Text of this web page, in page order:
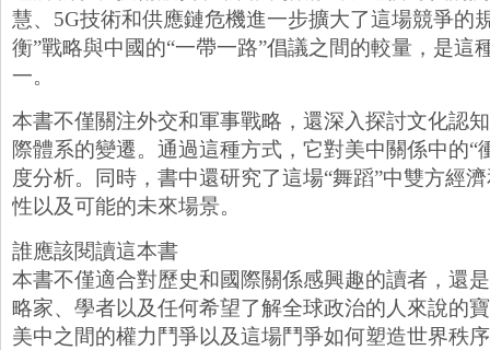
慧、5G技術和供應鏈危機進一步擴大了這場競爭的
衡”戰略與中國的“一帶一路”倡議之間的較量，是這
一。
本書不僅關注外交和軍事戰略，還深入探討文化認
際體系的變遷。通過這種方式，它對美中關係中的“
度分析。同時，書中還研究了這場“舞蹈”中雙方經
性以及可能的未來場景。
誰應該閱讀這本書
本書不僅適合對歷史和國際關係感興趣的讀者，還
略家、學者以及任何希望了解全球政治的人來說的
美中之間的權力鬥爭以及這場鬥爭如何塑造世界秩